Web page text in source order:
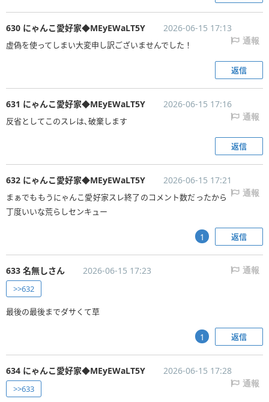
630 にゃんこ愛好家◆MEyEWaLT5Y 2026-06-15 17:13
通報
虚偽を使ってしまい大変申し訳ございませんでした！
返信
631 にゃんこ愛好家◆MEyEWaLT5Y 2026-06-15 17:16
通報
反省としてこのスレは､破棄します
返信
632 にゃんこ愛好家◆MEyEWaLT5Y 2026-06-15 17:21
通報
まぁでももうにゃんこ愛好家スレ終了のコメント数だったから
丁度いいな荒らしセンキュー
返信
1
633 名無しさん 2026-06-15 17:23 通報
>>632
最後の最後までダサくて草
返信
1
634 にゃんこ愛好家◆MEyEWaLT5Y 2026-06-15 17:28
通報
>>633